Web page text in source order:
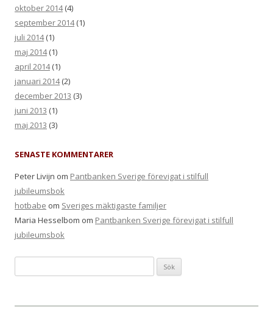
oktober 2014(4)
september 2014(1)
juli 2014(1)
maj 2014(1)
april 2014(1)
januari 2014(2)
december 2013 (3)
juni 2013 (1)
maj 2013 (3)
SENASTE KOMMENTARER
Peter Livijn om Pantbanken Sverige förevigat i stilfull
jubileumsbok
hotbabe om Sveriges mäktigaste familjer
Maria Hesselbom om Pantbanken Sverige förevigat i stilfull
jubileumsbok